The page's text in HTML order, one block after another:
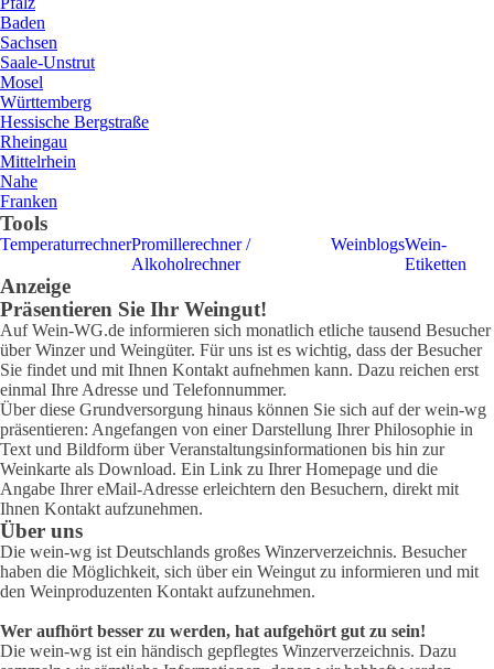
Baden
Sachsen
Saale-Unstrut
Mosel
Württemberg
Hessische Bergstraße
Rheingau
Mittelrhein
Nahe
Franken
Tools
TemperaturrechnerPromillerechner /
Alkoholrechner
WeinblogsWein-
Etiketten
Anzeige
Präsentieren Sie Ihr Weingut!
Auf Wein-WG.de informieren sich monatlich etliche tausend Besucher
über Winzer und Weingüter. Für uns ist es wichtig, dass der Besucher
Sie findet und mit Ihnen Kontakt aufnehmen kann. Dazu reichen erst
einmal Ihre Adresse und Telefonnummer.
Über diese Grundversorgung hinaus können Sie sich auf der wein-wg
präsentieren: Angefangen von einer Darstellung Ihrer Philosophie in
Text und Bildform über Veranstaltungsinformationen bis hin zur
Weinkarte als Download. Ein Link zu Ihrer Homepage und die
Angabe Ihrer eMail-Adresse erleichtern den Besuchern, direkt mit
Ihnen Kontakt aufzunehmen.
Über uns
Die wein-wg ist Deutschlands großes Winzerverzeichnis. Besucher
haben die Möglichkeit, sich über ein Weingut zu informieren und mit
den Weinproduzenten Kontakt aufzunehmen.
Wer aufhört besser zu werden, hat aufgehört gut zu sein!
Die wein-wg ist ein händisch gepflegtes Winzerverzeichnis. Dazu